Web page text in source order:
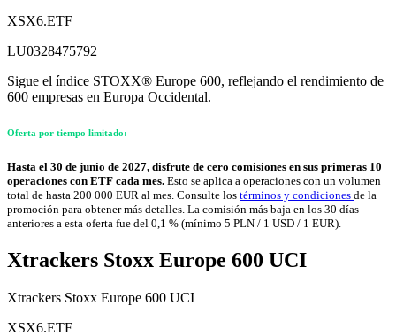
XSX6.ETF
LU0328475792
Sigue el índice STOXX® Europe 600, reflejando el rendimiento de
600 empresas en Europa Occidental.
Oferta por tiempo limitado:
Hasta el 30 de junio de 2027, disfrute de cero comisiones en sus primeras 10
operaciones con ETF cada mes. Esto se aplica a operaciones con un volumen
total de hasta 200 000 EUR al mes. Consulte los términos y condiciones de la
promoción para obtener más detalles. La comisión más baja en los 30 días
anteriores a esta oferta fue del 0,1 % (mínimo 5 PLN / 1 USD / 1 EUR).
Xtrackers Stoxx Europe 600 UCI
Xtrackers Stoxx Europe 600 UCI
XSX6.ETF